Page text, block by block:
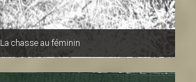
La chasse au féminin